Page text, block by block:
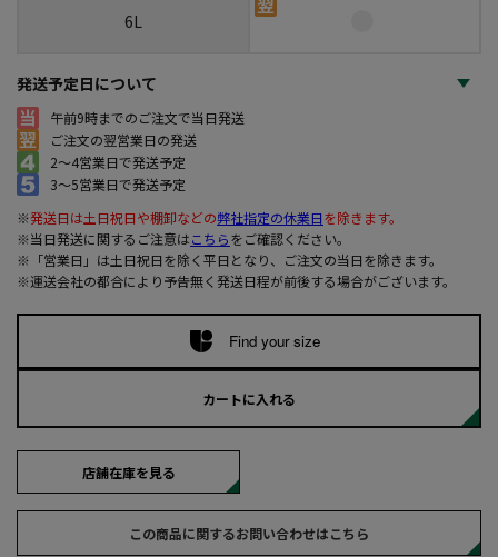
6L
発送予定日について
午前9時までのご注文で当日発送
ご注文の翌営業日の発送
2～4営業日で発送予定
3～5営業日で発送予定
※発送日は土日祝日や棚卸などの弊社指定の休業日を除きます。
※当日発送に関するご注意はこちらをご確認ください。
※「営業日」は土日祝日を除く平日となり、ご注文の当日を除きます。
※運送会社の都合により予告無く発送日程が前後する場合がございます。
Find your size
カートに入れる
店舗在庫を見る
この商品に関するお問い合わせはこちら